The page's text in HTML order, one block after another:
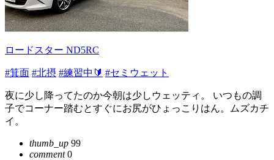
ロードスター ND5RC
#箕面 #北摂 #練習中🔰 #セミウェット
夜に少し降ってたのか今朝は少しウェッティ。 いつもの調
子でコーナー踏むとすぐにお尻がひょっこりはん。ムズカチ
イ。
thumb_up 99
comment0